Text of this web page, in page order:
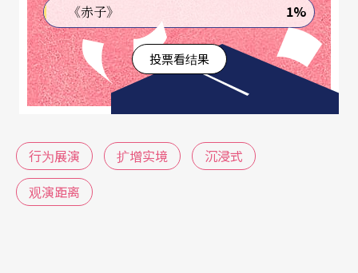
时观看他人互动的多层关系，让我想挑战观演层次
的更多可能。」
近年他有三个作品特值一提：摩托车、去年的台大
艺术季、今年与再拒剧团《公寓联展》合作在自宅
演出的《从心出发》。「摩托车的戏是用比较剧场
的方式去安排结构，和观众约在牯岭街小剧场见
面、仍有种要进剧场看戏的感觉，只不过剧场是我
《赤子》 1%
投票看结果
行为展演 扩增实境
沉浸式
观演距离